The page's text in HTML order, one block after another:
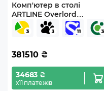
Комп'ютер в столі
ARTLINE Overlord
DESKPro Windows 11 Pro
(DESKProv14Win)
381510 ₴
34683 ₴
х11 платежів